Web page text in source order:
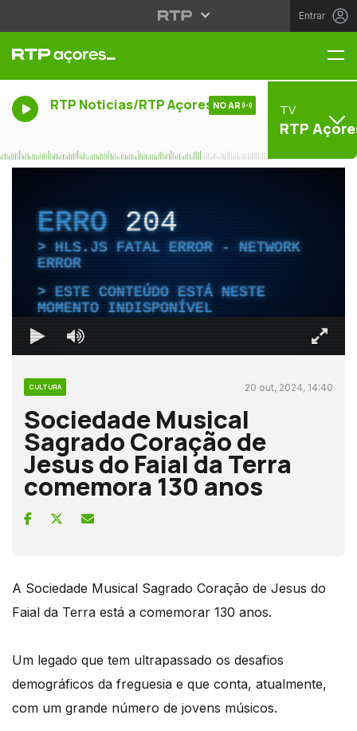
Entrar
RTP Noticias/RTP Açores NO AR TV
RTP
ERRO204
HLS.JS FATAL ERROR - NETWORK
ERROR
ESTE CONTEÚDO ESTÁ NESTE
MOMENTO INDISPONÍVEL
CULTURA 20 out, 2024, 14:40
Sociedade Musical
Sagrado Coração de
Jesus do Faial da Terra
comemora 130 anos
A Sociedade Musical Sagrado Coração de Jesus do
Faial da Terra está a comemorar 130 anos.
Um legado que tem ultrapassado os desafios
demográficos da freguesia e que conta, atualmente,
com um grande número de jovens músicos.